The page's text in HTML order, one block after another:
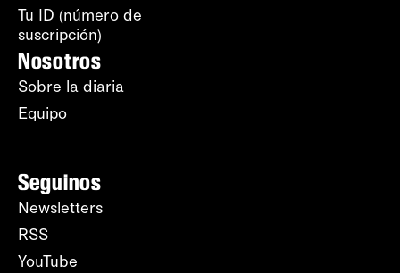
Tu ID (número de
suscripción)
Nosotros
Sobre la diaria
Equipo
Seguinos
Newsletters
RSS
YouTube